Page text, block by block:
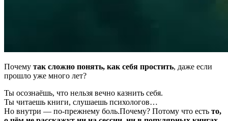
Почему так сложно понять, как себя простить, даже если
прошло уже много лет?
Ты осознаёшь, что нельзя вечно казнить себя.
Ты читаешь книги, слушаешь психологов…
Но внутри — по-прежнему боль.Почему? Потому что есть то,